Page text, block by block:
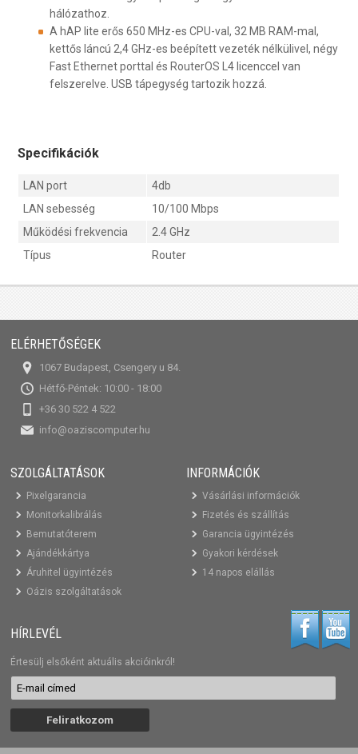
hálózathoz.
A hAP lite erős 650 MHz-es CPU-val, 32 MB RAM-mal,
kettős láncú 2,4 GHz-es beépített vezeték nélkülivel, négy
Fast Ethernet porttal és RouterOS L4 licenccel van
felszerelve. USB tápegység tartozik hozzá.
Specifikációk
LAN port
4db
LAN sebesség
10/100 Mbps
Működési frekvencia
2.4 GHz
Típus
Router
ELÉRHETŐSÉGEK
1067 Budapest, Csengery u 84.
Hétfő-Péntek: 10:00 - 18:00
+36 30 522 4 522
info@oaziscomputer.hu
SZOLGÁLTATÁSOK
Pixelgarancia
Monitorkalibrálás
Bemutatóterem
Ajándékkártya
Áruhitel ügyintézés
Oázis szolgáltatások
INFORMÁCIÓK
Vásárlási információk
Fizetés és szállítás
Garancia ügyintézés
Gyakori kérdések
14 napos elállás
HÍRLEVÉL
Értesülj elsőként aktuális akcióinkról!